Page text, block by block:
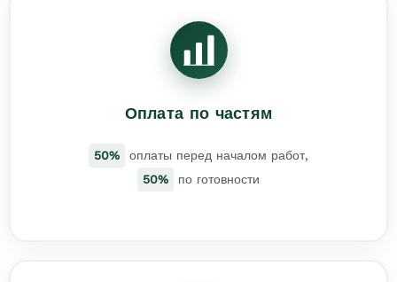
Оплата по частям
50%
оплаты перед началом работ,
50%
по готовности